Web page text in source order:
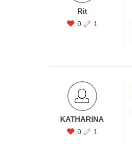
Rit
0 1
KATHARINA
0 1